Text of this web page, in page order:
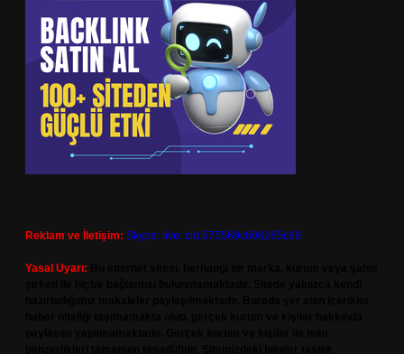
Reklam ve İletişim: Skype: live:.cid.575569c608265c69
Yasal Uyarı: